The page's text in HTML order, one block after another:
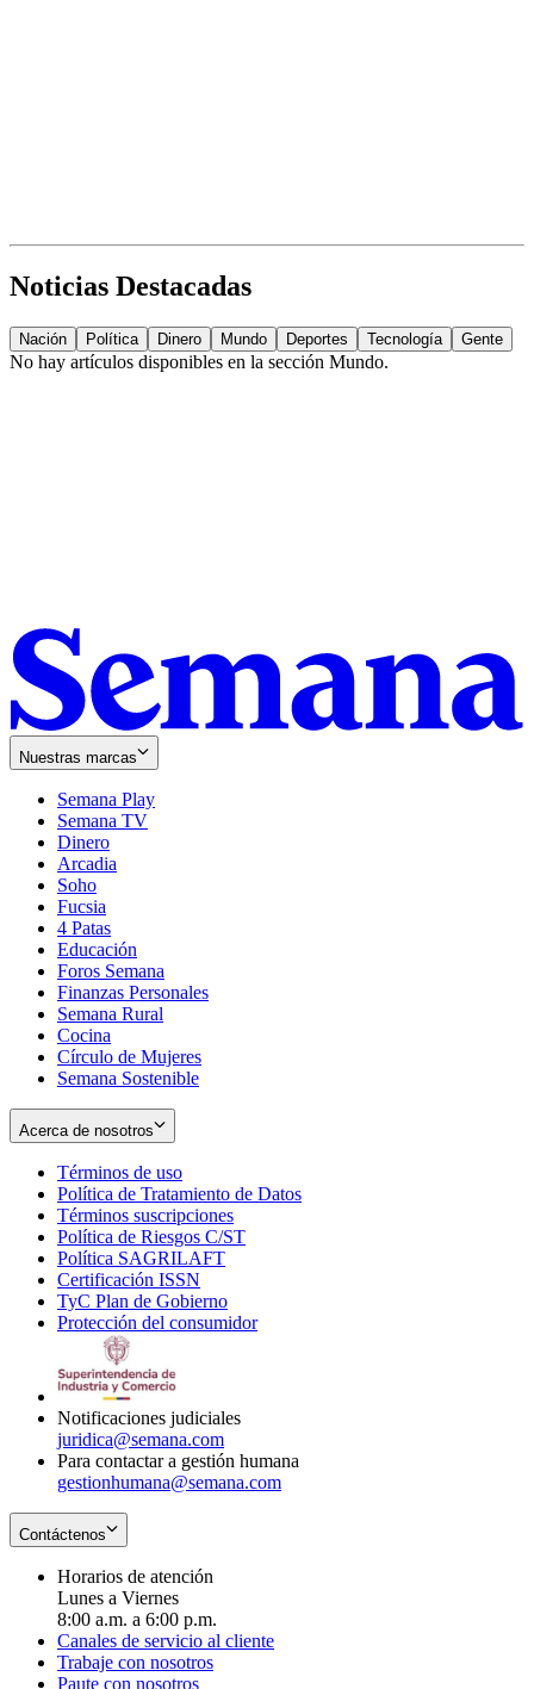
Noticias Destacadas
Nación Política Dinero Mundo Deportes Tecnología Gente
No hay artículos disponibles en la sección Mundo.
Nuestras marcas
Semana Play
Semana TV
Dinero
Arcadia
Soho
in
new
window
Fucsia
in
new
window
4 Patas
Educación
Foros Semana
Finanzas Personales
Semana Rural
Cocina
Círculo de Mujeres
Semana Sostenible
Acerca de nosotros
Términos de uso
in
new
window
Política de Tratamiento de Datos
Términos suscripciones
in
Política de Riesgos C/ST
Política SAGRILAFT
new
window
Certificación ISSN
in
new
TyC Plan de Gobierno
in
Protección del consumidorOpens
Notificaciones judiciales
juridica@semana.com
Para contactar a gestión humana
gestionhumana@semana.com
Contáctenos
Horarios de atención
Lunes a Viernes
8:00 a.m. a 6:00 p.m.
Canales de servicio al cliente
Trabaje con nosotros
Paute con nosotros